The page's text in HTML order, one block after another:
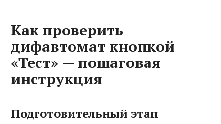
Как проверить
дифавтомат кнопкой
«Тест» — пошаговая
инструкция
Подготовительный этап